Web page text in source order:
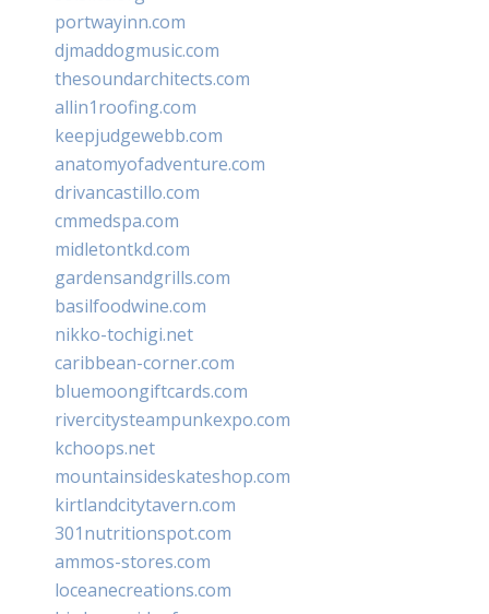
portwayinn.com
djmaddogmusic.com
thesoundarchitects.com
allin1roofing.com
keepjudgewebb.com
anatomyofadventure.com
drivancastillo.com
cmmedspa.com
midletontkd.com
gardensandgrills.com
basilfoodwine.com
nikko-tochigi.net
caribbean-corner.com
bluemoongiftcards.com
rivercitysteampunkexpo.com
kchoops.net
mountainsideskateshop.com
kirtlandcitytavern.com
301nutritionspot.com
ammos-stores.com
loceanecreations.com